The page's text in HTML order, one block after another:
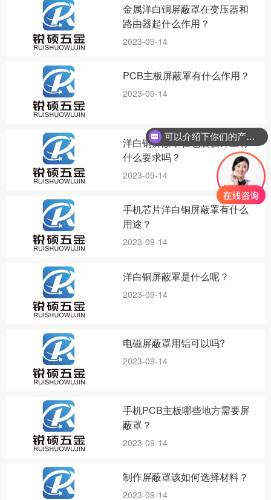
金属洋白铜屏蔽罩在变压器和
路由器起什么作用？
2023-09-14
PCB主板屏蔽罩有什么作用？
2023-09-14
洋白铜屏蔽罩在包装设计上有
什么要求吗？
2023-09-14
手机芯片洋白铜屏蔽罩有什么
用途？
2023-09-14
洋白铜屏蔽罩是什么呢？
2023-09-14
电磁屏蔽罩用铝可以吗?
2023-09-14
手机PCB主板哪些地方需要屏
蔽罩？
2023-09-14
制作屏蔽罩该如何选择材料？
2023-09-14
可以介绍下你们的产品么？